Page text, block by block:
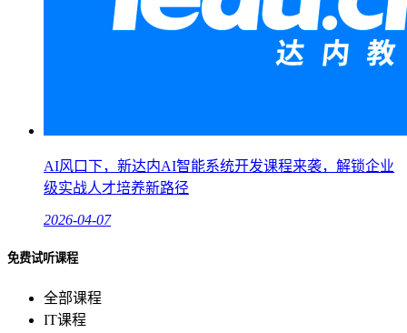
AI风口下，新达内AI智能系统开发课程来袭，解锁企业
级实战人才培养新路径
2026-04-07
免费试听课程
全部课程
IT课程